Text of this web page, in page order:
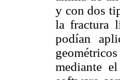
y con dos
la fractura
podían
mediante